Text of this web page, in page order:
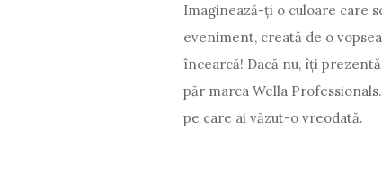
Imaginează-ți o culoare care
eveniment, creată de o
încearcă! Dacă nu, îți
păr marca Wella
pe care ai văzut-o vreodată.